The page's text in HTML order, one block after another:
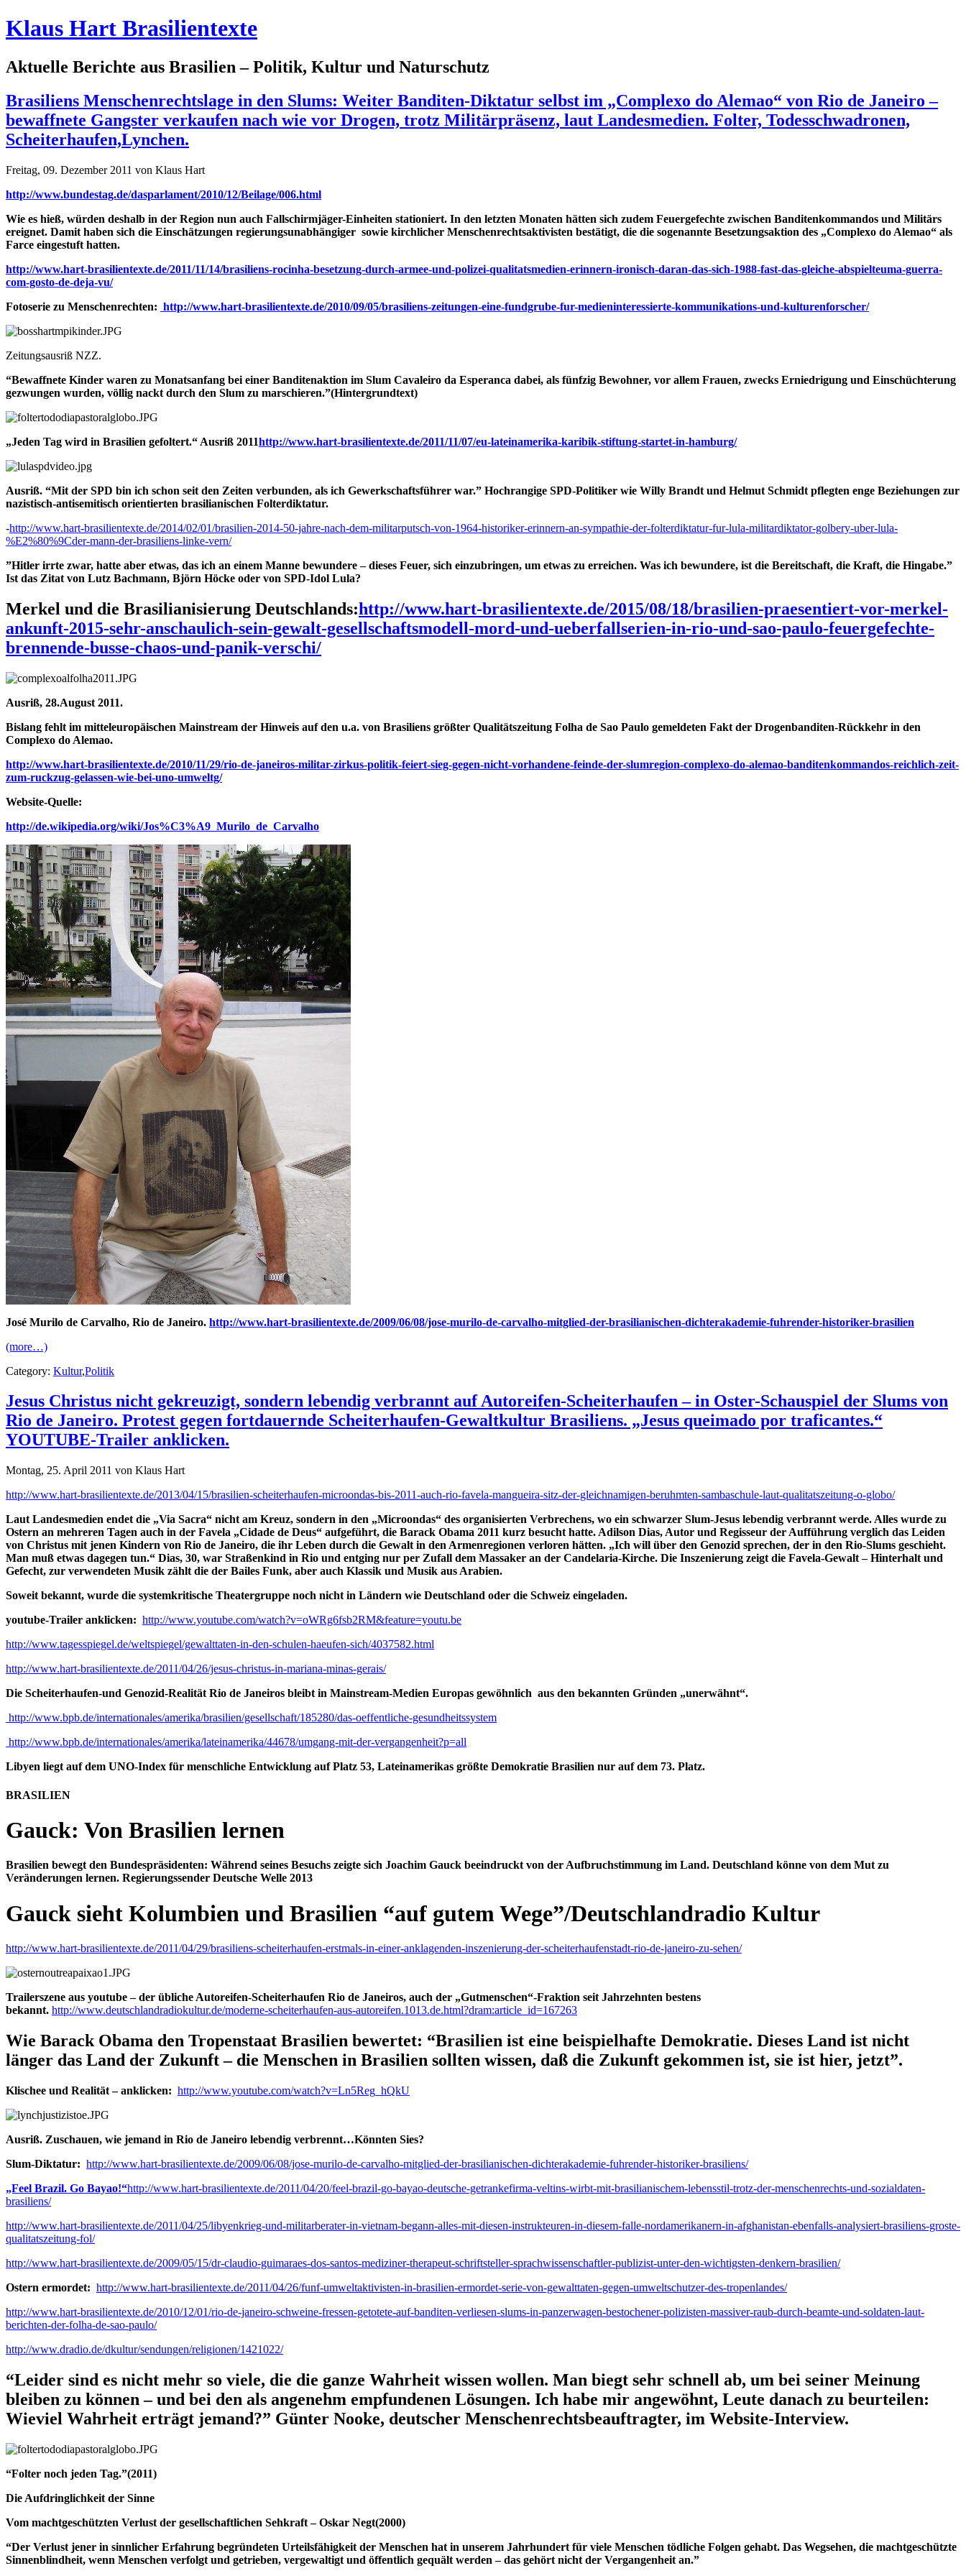
Klaus Hart Brasilientexte
Aktuelle Berichte aus Brasilien – Politik, Kultur und Naturschutz
Brasiliens Menschenrechtslage in den Slums: Weiter Banditen-Diktatur selbst im „Complexo do Alemao“ von Rio de Janeiro –
bewaffnete Gangster verkaufen nach wie vor Drogen, trotz Militärpräsenz, laut Landesmedien. Folter, Todesschwadronen,
Scheiterhaufen,Lynchen.
Freitag, 09. Dezember 2011 von Klaus Hart
http://www.bundestag.de/dasparlament/2010/12/Beilage/006.html
Wie es hieß, würden deshalb in der Region nun auch Fallschirmjäger-Einheiten stationiert. In den letzten Monaten hätten sich zudem Feuergefechte zwischen Banditenkommandos und Militärs
ereignet. Damit haben sich die Einschätzungen regierungsunabhängiger sowie kirchlicher Menschenrechtsaktivisten bestätigt, die die sogenannte Besetzungsaktion des „Complexo do Alemao“ als
Farce eingestuft hatten.
http://www.hart-brasilientexte.de/2011/11/14/brasiliens-rocinha-besetzung-durch-armee-und-polizei-qualitatsmedien-erinnern-ironisch-daran-das-sich-1988-fast-das-gleiche-abspielteuma-guerra-
com-gosto-de-deja-vu/
Fotoserie zu Menschenrechten: http://www.hart-brasilientexte.de/2010/09/05/brasiliens-zeitungen-eine-fundgrube-fur-medieninteressierte-kommunikations-und-kulturenforscher/
Zeitungsausriß NZZ.
“Bewaffnete Kinder waren zu Monatsanfang bei einer Banditenaktion im Slum Cavaleiro da Esperanca dabei, als fünfzig Bewohner, vor allem Frauen, zwecks Erniedrigung und Einschüchterung
gezwungen wurden, völlig nackt durch den Slum zu marschieren.”(Hintergrundtext)
„Jeden Tag wird in Brasilien gefoltert.“ Ausriß 2011http://www.hart-brasilientexte.de/2011/11/07/eu-lateinamerika-karibik-stiftung-startet-in-hamburg/
Ausriß. “Mit der SPD bin ich schon seit den Zeiten verbunden, als ich Gewerkschaftsführer war.” Hochrangige SPD-Politiker wie Willy Brandt und Helmut Schmidt pflegten enge Beziehungen zur
nazistisch-antisemitisch orientierten brasilianischen Folterdiktatur.
-http://www.hart-brasilientexte.de/2014/02/01/brasilien-2014-50-jahre-nach-dem-militarputsch-von-1964-historiker-erinnern-an-sympathie-der-folterdiktatur-fur-lula-militardiktator-golbery-uber-lula-
%E2%80%9Cder-mann-der-brasiliens-linke-vern/
”Hitler irrte zwar, hatte aber etwas, das ich an einem Manne bewundere – dieses Feuer, sich einzubringen, um etwas zu erreichen. Was ich bewundere, ist die Bereitschaft, die Kraft, die Hingabe.”
Ist das Zitat von Lutz Bachmann, Björn Höcke oder von SPD-Idol Lula?
Merkel und die Brasilianisierung Deutschlands:http://www.hart-brasilientexte.de/2015/08/18/brasilien-praesentiert-vor-merkel-
ankunft-2015-sehr-anschaulich-sein-gewalt-gesellschaftsmodell-mord-und-ueberfallserien-in-rio-und-sao-paulo-feuergefechte-
brennende-busse-chaos-und-panik-verschi/
Ausriß, 28.August 2011.
Bislang fehlt im mitteleuropäischen Mainstream der Hinweis auf den u.a. von Brasiliens größter Qualitätszeitung Folha de Sao Paulo gemeldeten Fakt der Drogenbanditen-Rückkehr in den
Complexo do Alemao.
http://www.hart-brasilientexte.de/2010/11/29/rio-de-janeiros-militar-zirkus-politik-feiert-sieg-gegen-nicht-vorhandene-feinde-der-slumregion-complexo-do-alemao-banditenkommandos-reichlich-zeit-
zum-ruckzug-gelassen-wie-bei-uno-umweltg/
Website-Quelle:
http://de.wikipedia.org/wiki/Jos%C3%A9_Murilo_de_Carvalho
José Murilo de Carvalho, Rio de Janeiro. http://www.hart-brasilientexte.de/2009/06/08/jose-murilo-de-carvalho-mitglied-der-brasilianischen-dichterakademie-fuhrender-historiker-brasilien
(more…)
Category: Kultur,Politik
Jesus Christus nicht gekreuzigt, sondern lebendig verbrannt auf Autoreifen-Scheiterhaufen – in Oster-Schauspiel der Slums von
Rio de Janeiro. Protest gegen fortdauernde Scheiterhaufen-Gewaltkultur Brasiliens. „Jesus queimado por traficantes.“
YOUTUBE-Trailer anklicken.
Montag, 25. April 2011 von Klaus Hart
http://www.hart-brasilientexte.de/2013/04/15/brasilien-scheiterhaufen-microondas-bis-2011-auch-rio-favela-mangueira-sitz-der-gleichnamigen-beruhmten-sambaschule-laut-qualitatszeitung-o-globo/
Laut Landesmedien endet die „Via Sacra“ nicht am Kreuz, sondern in den „Microondas“ des organisierten Verbrechens, wo ein schwarzer Slum-Jesus lebendig verbrannt werde. Alles wurde zu
Ostern an mehreren Tagen auch in der Favela „Cidade de Deus“ aufgeführt, die Barack Obama 2011 kurz besucht hatte. Adilson Dias, Autor und Regisseur der Aufführung verglich das Leiden
von Christus mit jenen Kindern von Rio de Janeiro, die ihr Leben durch die Gewalt in den Armenregionen verloren hätten. „Ich will über den Genozid sprechen, der in den Rio-Slums geschieht.
Man muß etwas dagegen tun.“ Dias, 30, war Straßenkind in Rio und entging nur per Zufall dem Massaker an der Candelaria-Kirche. Die Inszenierung zeigt die Favela-Gewalt – Hinterhalt und
Gefecht, zur verwendeten Musik zählt die der Bailes Funk, aber auch Klassik und Musik aus Arabien.
Soweit bekannt, wurde die systemkritische Theatergruppe noch nicht in Ländern wie Deutschland oder die Schweiz eingeladen.
youtube-Trailer anklicken: http://www.youtube.com/watch?v=oWRg6fsb2RM&feature=youtu.be
http://www.tagesspiegel.de/weltspiegel/gewalttaten-in-den-schulen-haeufen-sich/4037582.html
http://www.hart-brasilientexte.de/2011/04/26/jesus-christus-in-mariana-minas-gerais/
Die Scheiterhaufen-und Genozid-Realität Rio de Janeiros bleibt in Mainstream-Medien Europas gewöhnlich aus den bekannten Gründen „unerwähnt“.
http://www.bpb.de/internationales/amerika/brasilien/gesellschaft/185280/das-oeffentliche-gesundheitssystem
http://www.bpb.de/internationales/amerika/lateinamerika/44678/umgang-mit-der-vergangenheit?p=all
Libyen liegt auf dem UNO-Index für menschliche Entwicklung auf Platz 53, Lateinamerikas größte Demokratie Brasilien nur auf dem 73. Platz.
BRASILIEN
Gauck: Von Brasilien lernen
Brasilien bewegt den Bundespräsidenten: Während seines Besuchs zeigte sich Joachim Gauck beeindruckt von der Aufbruchstimmung im Land. Deutschland könne von dem Mut zu
Veränderungen lernen. Regierungssender Deutsche Welle 2013
Gauck sieht Kolumbien und Brasilien “auf gutem Wege”/Deutschlandradio Kultur
http://www.hart-brasilientexte.de/2011/04/29/brasiliens-scheiterhaufen-erstmals-in-einer-anklagenden-inszenierung-der-scheiterhaufenstadt-rio-de-janeiro-zu-sehen/
Trailerszene aus youtube – der übliche Autoreifen-Scheiterhaufen Rio de Janeiros, auch der „Gutmenschen“-Fraktion seit Jahrzehnten bestens
bekannt. http://www.deutschlandradiokultur.de/moderne-scheiterhaufen-aus-autoreifen.1013.de.html?dram:article_id=167263
Wie Barack Obama den Tropenstaat Brasilien bewertet: “Brasilien ist eine beispielhafte Demokratie. Dieses Land ist nicht
länger das Land der Zukunft – die Menschen in Brasilien sollten wissen, daß die Zukunft gekommen ist, sie ist hier, jetzt”.
Klischee und Realität – anklicken: http://www.youtube.com/watch?v=Ln5Reg_hQkU
Ausriß. Zuschauen, wie jemand in Rio de Janeiro lebendig verbrennt…Könnten Sies?
Slum-Diktatur: http://www.hart-brasilientexte.de/2009/06/08/jose-murilo-de-carvalho-mitglied-der-brasilianischen-dichterakademie-fuhrender-historiker-brasiliens/
„Feel Brazil. Go Bayao!“http://www.hart-brasilientexte.de/2011/04/20/feel-brazil-go-bayao-deutsche-getrankefirma-veltins-wirbt-mit-brasilianischem-lebensstil-trotz-der-menschenrechts-und-sozialdaten-
brasiliens/
http://www.hart-brasilientexte.de/2011/04/25/libyenkrieg-und-militarberater-in-vietnam-begann-alles-mit-diesen-instrukteuren-in-diesem-falle-nordamerikanern-in-afghanistan-ebenfalls-analysiert-brasiliens-groste-
qualitatszeitung-fol/
http://www.hart-brasilientexte.de/2009/05/15/dr-claudio-guimaraes-dos-santos-mediziner-therapeut-schriftsteller-sprachwissenschaftler-publizist-unter-den-wichtigsten-denkern-brasilien/
Ostern ermordet: http://www.hart-brasilientexte.de/2011/04/26/funf-umweltaktivisten-in-brasilien-ermordet-serie-von-gewalttaten-gegen-umweltschutzer-des-tropenlandes/
http://www.hart-brasilientexte.de/2010/12/01/rio-de-janeiro-schweine-fressen-getotete-auf-banditen-verliesen-slums-in-panzerwagen-bestochener-polizisten-massiver-raub-durch-beamte-und-soldaten-laut-
berichten-der-folha-de-sao-paulo/
http://www.dradio.de/dkultur/sendungen/religionen/1421022/
“Leider sind es nicht mehr so viele, die die ganze Wahrheit wissen wollen. Man biegt sehr schnell ab, um bei seiner Meinung
bleiben zu können – und bei den als angenehm empfundenen Lösungen. Ich habe mir angewöhnt, Leute danach zu beurteilen:
Wieviel Wahrheit erträgt jemand?” Günter Nooke, deutscher Menschenrechtsbeauftragter, im Website-Interview.
“Folter noch jeden Tag.”(2011)
Die Aufdringlichkeit der Sinne
Vom machtgeschützten Verlust der gesellschaftlichen Sehkraft – Oskar Negt(2000)
“Der Verlust jener in sinnlicher Erfahrung begründeten Urteilsfähigkeit der Menschen hat in unserem Jahrhundert für viele Menschen tödliche Folgen gehabt. Das Wegsehen, die machtgeschützte
Sinnenblindheit, wenn Menschen verfolgt und getrieben, vergewaltigt und öffentlich gequält werden – das gehört nicht der Vergangenheit an.”